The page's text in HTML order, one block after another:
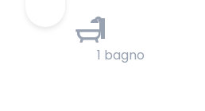
1
1 bagno